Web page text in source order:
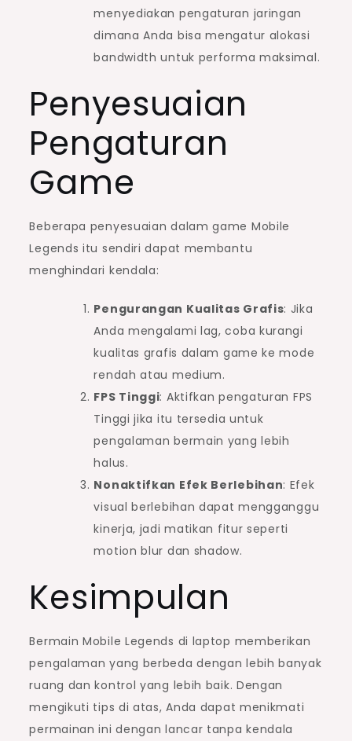
menyediakan pengaturan jaringan
dimana Anda bisa mengatur alokasi
bandwidth untuk performa maksimal.
Penyesuaian
Pengaturan
Game
Beberapa penyesuaian dalam game Mobile
Legends itu sendiri dapat membantu
menghindari kendala:
Pengurangan Kualitas Grafis: Jika
Anda mengalami lag, coba kurangi
kualitas grafis dalam game ke mode
rendah atau medium.
FPS Tinggi: Aktifkan pengaturan FPS
Tinggi jika itu tersedia untuk
pengalaman bermain yang lebih
halus.
Nonaktifkan Efek Berlebihan: Efek
visual berlebihan dapat mengganggu
kinerja, jadi matikan fitur seperti
motion blur dan shadow.
Kesimpulan
Bermain Mobile Legends di laptop memberikan
pengalaman yang berbeda dengan lebih banyak
ruang dan kontrol yang lebih baik. Dengan
mengikuti tips di atas, Anda dapat menikmati
permainan ini dengan lancar tanpa kendala